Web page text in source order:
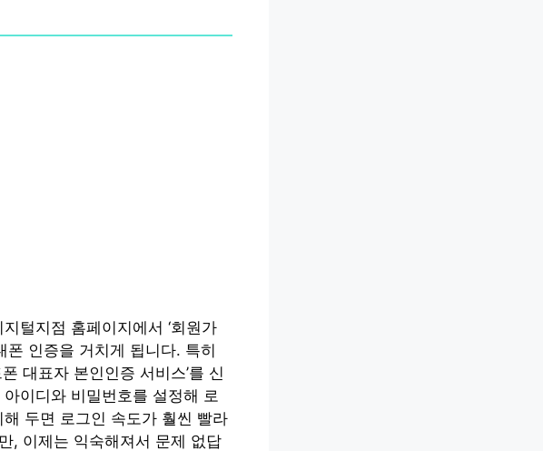
털지점 홈페이지에서 ‘회원가
폰 인증을 거치게 됩니다. 특히
대표자 본인인증 서비스’를 신
이디와 비밀번호를 설정해 로
두면 로그인 속도가 훨씬 빨라
, 이제는 익숙해져서 문제 없답